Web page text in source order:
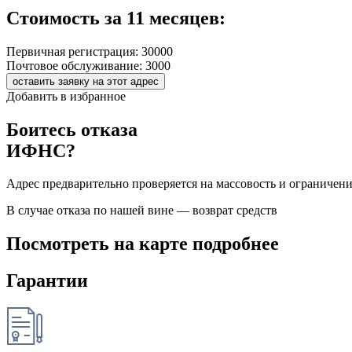
Стоимость за 11 месяцев:
Первичная регистрация: 30000
Почтовое обслуживание: 3000
оставить заявку на этот адрес
Добавить в избранное
Боитесь отказа
ИФНС?
Адрес предварительно проверяется на массовость и
В случае отказа по нашей вине — возврат средств
Посмотреть на карте подробнее
Гарантии